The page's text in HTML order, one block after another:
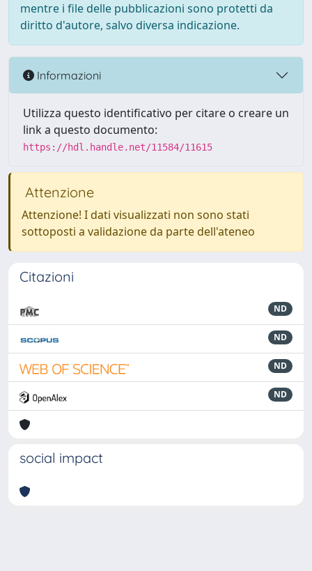
mentre i file delle pubblicazioni sono protetti da
diritto d'autore, salvo diversa indicazione.
Informazioni
Utilizza questo identificativo per citare o creare un
link a questo documento:
https://hdl.handle.net/11584/11615
Attenzione
Attenzione! I dati visualizzati non sono stati
sottoposti a validazione da parte dell'ateneo
Citazioni
ND
ND
ND
ND
social impact